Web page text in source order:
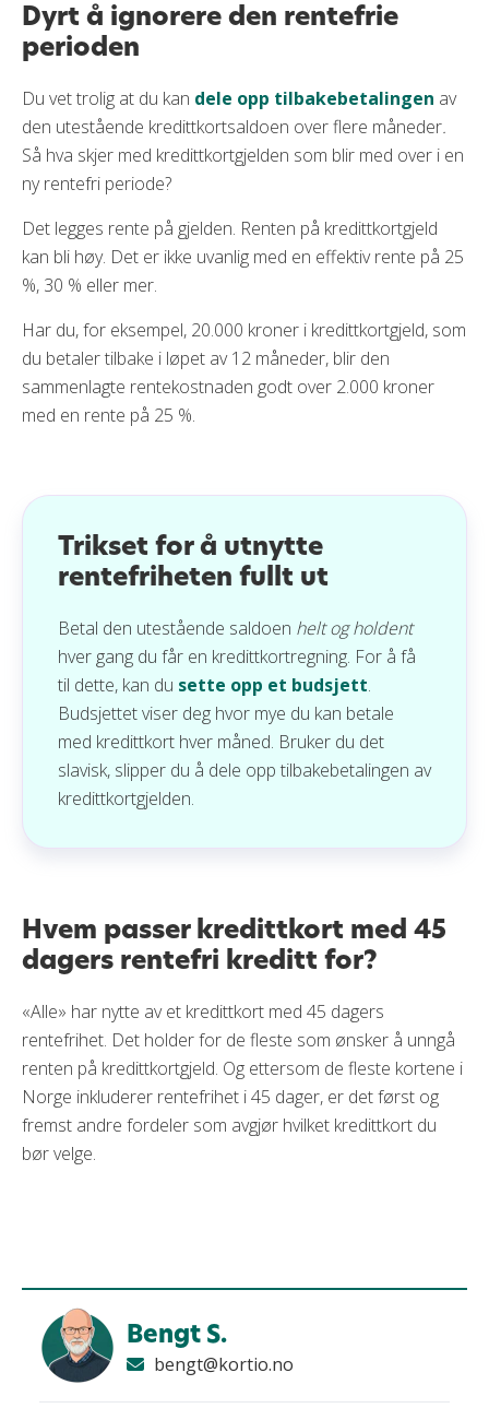
Dyrt å ignorere den rentefrie
perioden
Du vet trolig at du kan dele opp tilbakebetalingen av
den utestående kredittkortsaldoen over flere måneder.
Så hva skjer med kredittkortgjelden som blir med over i en
ny rentefri periode?
Det legges rente på gjelden. Renten på kredittkortgjeld
kan bli høy. Det er ikke uvanlig med en effektiv rente på 25
%, 30 % eller mer.
Har du, for eksempel, 20.000 kroner i kredittkortgjeld, som
du betaler tilbake i løpet av 12 måneder, blir den
sammenlagte rentekostnaden godt over 2.000 kroner
med en rente på 25 %.
Trikset for å utnytte
rentefriheten fullt ut
Betal den utestående saldoen helt og holdent
hver gang du får en kredittkortregning. For å få
til dette, kan du sette opp et budsjett.
Budsjettet viser deg hvor mye du kan betale
med kredittkort hver måned. Bruker du det
slavisk, slipper du å dele opp tilbakebetalingen av
kredittkortgjelden.
Hvem passer kredittkort med 45
dagers rentefri kreditt for?
«Alle» har nytte av et kredittkort med 45 dagers
rentefrihet. Det holder for de fleste som ønsker å unngå
renten på kredittkortgjeld. Og ettersom de fleste kortene i
Norge inkluderer rentefrihet i 45 dager, er det først og
fremst andre fordeler som avgjør hvilket kredittkort du
bør velge.
Bengt S.
bengt@kortio.no